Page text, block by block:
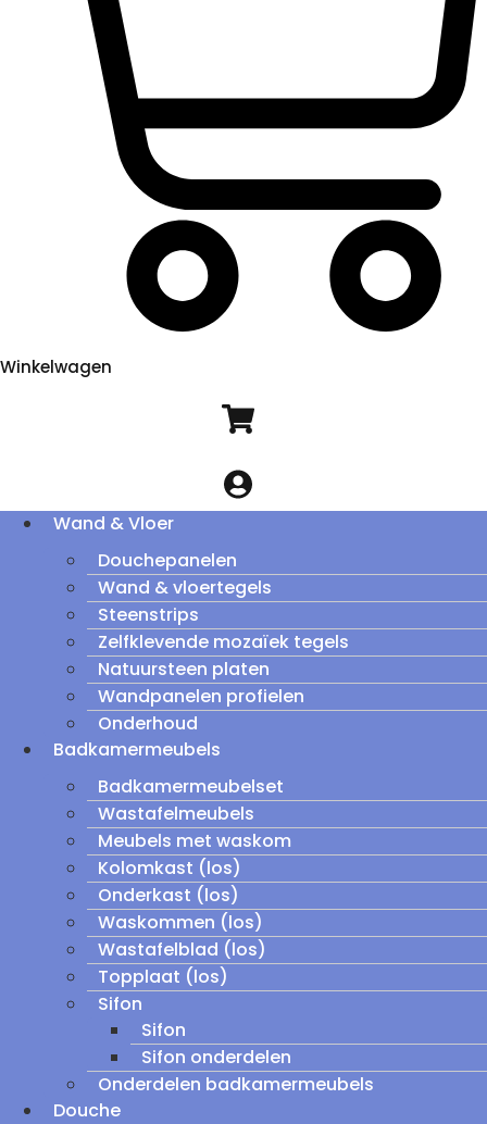
Winkelwagen
Wand & Vloer
Douchepanelen
Wand & vloertegels
Steenstrips
Zelfklevende mozaïek tegels
Natuursteen platen
Wandpanelen profielen
Onderhoud
Badkamermeubels
Badkamermeubelset
Wastafelmeubels
Meubels met waskom
Kolomkast (los)
Onderkast (los)
Waskommen (los)
Wastafelblad (los)
Topplaat (los)
Sifon
Sifon
Sifon onderdelen
Onderdelen badkamermeubels
Douche